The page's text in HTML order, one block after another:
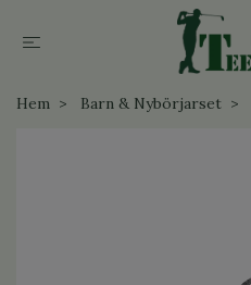
Hem Barn & Nybörjarset